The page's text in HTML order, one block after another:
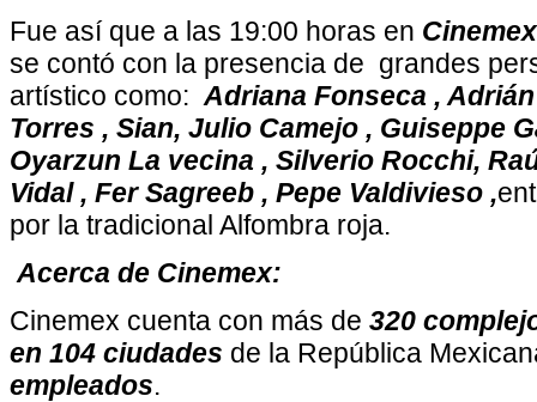
Fue así que a las 19:00 horas en
se contó con la presencia de grandes
artístico como: Adriana Fonseca ,
Torres , Sian, Julio Camejo , Guiseppe
Oyarzun La vecina , Silverio Rocchi,
Vidal , Fer Sagreeb , Pepe Valdivieso ,
por la tradicional Alfombra roja.
Acerca de Cinemex:
Cinemex cuenta con más de 320
en 104 ciudades de la República
empleados.